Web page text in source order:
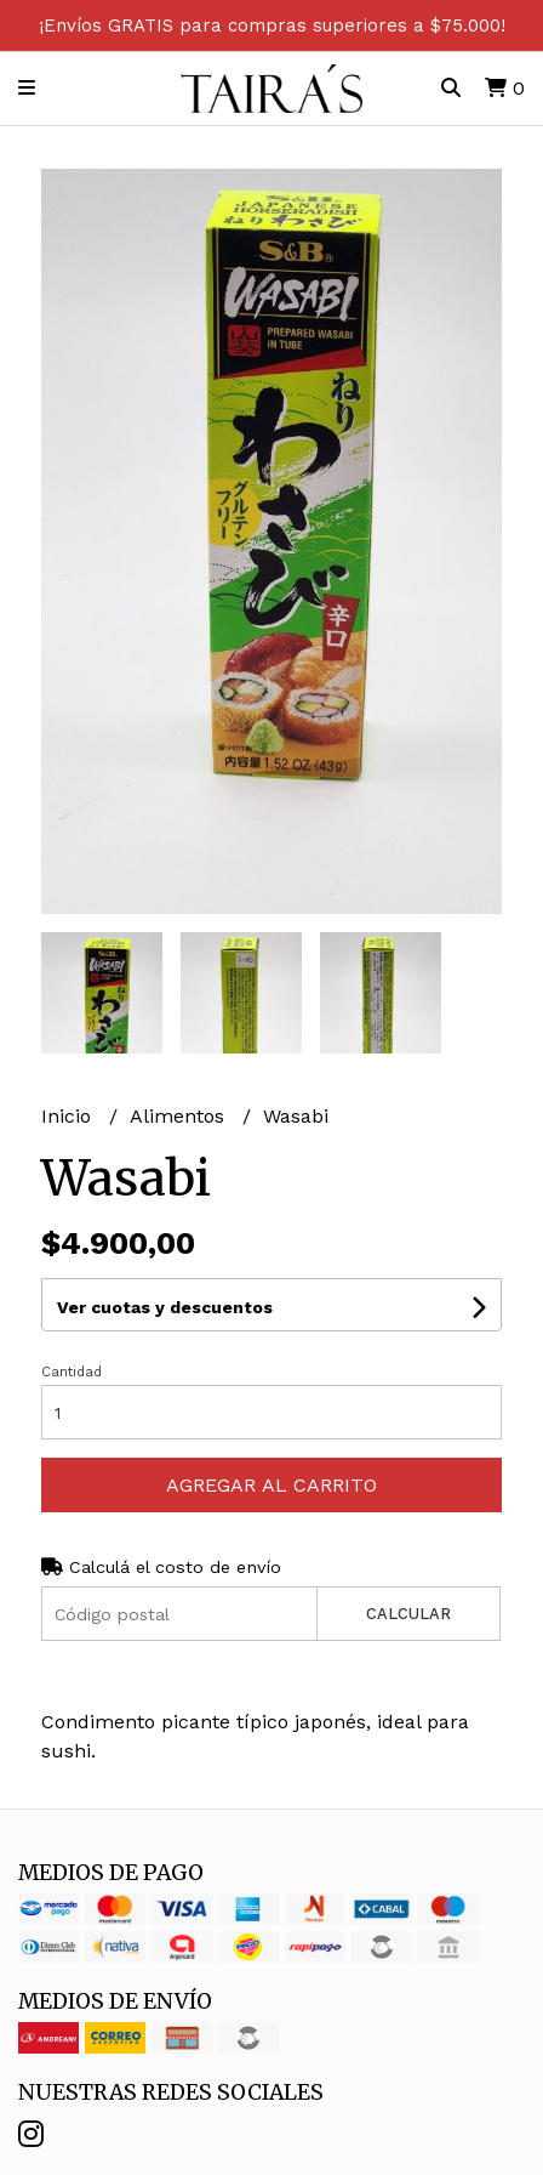
¡Envíos GRATIS para compras superiores a $75.000!
0
Inicio Alimentos Wasabi
Wasabi
$4.900,00
Ver cuotas y descuentos
Cantidad
AGREGAR AL CARRITO
Calculá el costo de envío
CALCULAR
Condimento picante típico japonés, ideal para
sushi.
MEDIOS DE PAGO
MEDIOS DE ENVÍO
NUESTRAS REDES SOCIALES